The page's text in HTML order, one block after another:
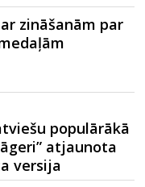
zināšanām par
populārākā
atjaunota
versija